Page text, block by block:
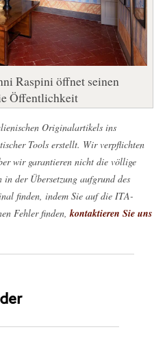
Raspini öffnet seinen
Öffentlichkeit
Originalartikels ins
Tools erstellt. Wir verpflichten
wir garantieren nicht die völlige
in der Übersetzung aufgrund des
finden, indem Sie auf die ITA-
Fehler finden, kontaktieren Sie uns